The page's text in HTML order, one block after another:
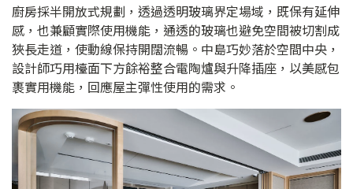
廚房採半開放式規劃，透過透明玻璃界定場域，既保有延伸
感，也兼顧實際使用機能，通透的玻璃也避免空間被切割成
狹長走道，使動線保持開闊流暢。中島巧妙落於空間中央，
設計師巧用檯面下方餘裕整合電陶爐與升降插座，以美感包
裹實用機能，回應屋主彈性使用的需求。